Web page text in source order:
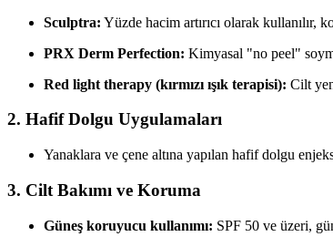
Sculptra: Yüzde hacim artırıcı olarak kullanılır,
PRX Derm Perfection: Kimyasal "no peel"
Red light therapy (kırmızı ışık terapisi): Cilt
2. Hafif Dolgu Uygulamaları
Yanaklara ve çene altına yapılan hafif dolgu
3. Cilt Bakımı ve Koruma
Güneş koruyucu kullanımı: SPF 50 ve üzeri,